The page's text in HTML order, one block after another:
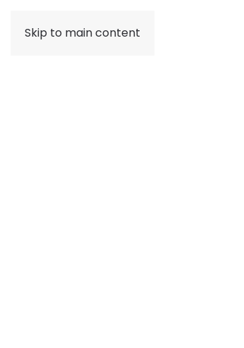
Skip to main content